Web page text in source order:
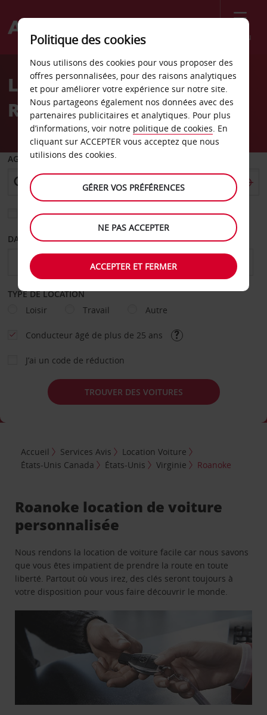
Menu
Welcome
AvisLocation de voiture
Roanoke
AGENCE DE DÉPART
Sélectionnez une autre agence de retour
DATE DE DÉPART DATE DE RETOUR
TYPE DE LOCATION
Loisir
Travail Autre
Conducteur âgé de plus de 25 ans
J’ai un code de réduction
TROUVER DES VOITURES
Accueil Services Avis
Location Voiture
États-Unis Canada
États-Unis Virginie Roanoke
Roanoke location de voiture
personnalisée
Nous rendons la location de voiture facile car nous savons
que vous êtes impatient de prendre la route en toute
liberté. Partout où vous irez, des clés seront toujours à
votre disposition pour vous faire découvrir le monde.
Politique des cookies
Nous utilisons des cookies pour vous proposer des
offres personnalisées, pour des raisons analytiques
et pour améliorer votre expérience sur notre site.
Nous partageons également nos données avec des
partenaires publicitaires et analytiques. Pour plus
d’informations, voir notre politique de cookies. En
cliquant sur ACCEPTER vous acceptez que nous
utilisions des cookies.
GÉRER VOS PRÉFÉRENCES
NE PAS ACCEPTER
ACCEPTER ET FERMER